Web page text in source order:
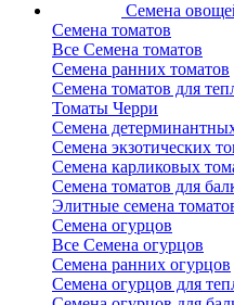
Семена
Семена томатов
Все Семена томатов
Семена ранних томатов
Семена томатов для
Томаты Черри
Семена
Семена экзотических
Семена карликовых
Семена томатов для
Элитные семена
Семена огурцов
Все Семена огурцов
Семена ранних огурцов
Семена огурцов для